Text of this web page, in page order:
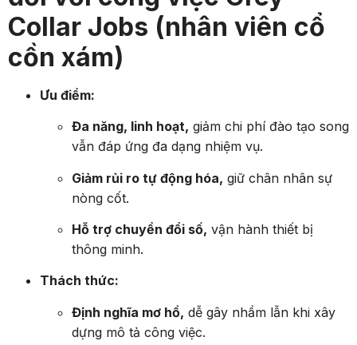
Collar Jobs (nhân viên cổ
cồn xám)
Ưu điểm:
Đa năng, linh hoạt, giảm chi phí đào tạo song
vẫn đáp ứng đa dạng nhiệm vụ.
Giảm rủi ro tự động hóa, giữ chân nhân sự
nòng cốt.
Hỗ trợ chuyển đổi số, vận hành thiết bị
thông minh.
Thách thức:
Định nghĩa mơ hồ, dễ gây nhầm lẫn khi xây
dựng mô tả công việc.